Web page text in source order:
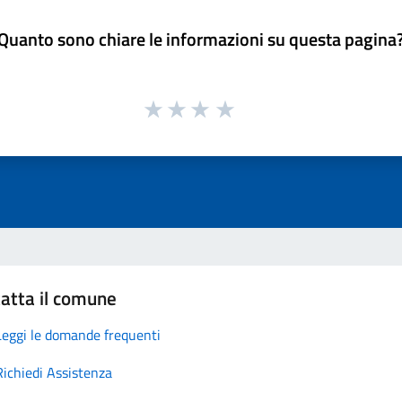
sono chiare le informazioni su questa
il comune
le domande frequenti
Assistenza